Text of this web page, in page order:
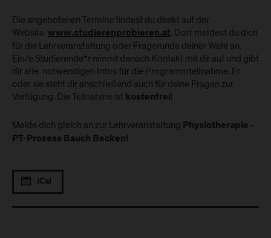
Die angebotenen Termine findest du direkt auf der
Website www.studierenprobieren.at. Dort meldest du dich
für die Lehrveranstaltung oder Fragerunde deiner Wahl an.
Ein/e Studierende*r nimmt danach Kontakt mit dir auf und gibt
dir alle notwendigen Infos für die Programmteilnahme. Er
oder sie steht dir anschließend auch für deine Fragen zur
Verfügung. Die Teilnahme ist kostenfrei!
Melde dich gleich an zur Lehrveranstaltung Physiotherapie -
PT-Prozess Bauch Becken!
iCal